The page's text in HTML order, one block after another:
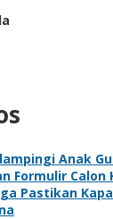
Anak
Formulir Calon
Pastikan